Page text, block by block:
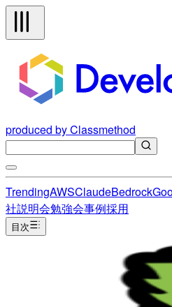
produced by Classmethod
TrendingAWSClaudeBedrock
社説明会勉強会事例採用
目次